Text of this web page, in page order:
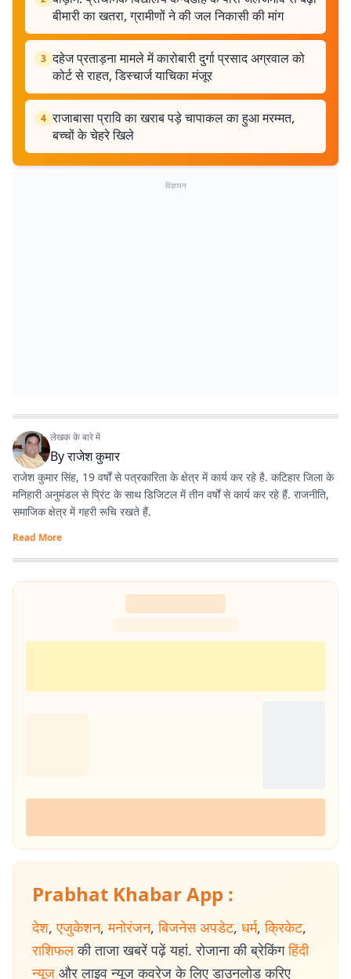
बीमारी का खतरा, ग्रामीणों ने की जल निकासी की मांग
3 दहेज प्रताड़ना मामले में कारोबारी दुर्गा प्रसाद अग्रवाल को
कोर्ट से राहत, डिस्चार्ज याचिका मंजूर
4 राजाबासा प्रावि का खराब पड़े चापाकल का हुआ मरम्मत,
बच्चों के चेहरे खिले
विज्ञापन
लेखक के बारे में
Byराजेश कुमार
राजेश कुमार सिंह, 19 वर्षों से पत्रकारिता के क्षेत्र में कार्य कर रहे है. कटिहार जिला के
मनिहारी अनुमंडल से प्रिंट के साथ डिजिटल में तीन वर्षों से कार्य कर रहे हैं. राजनीति,
समाजिक क्षेत्र में गहरी रूचि रखते हैं.
Read More
Prabhat Khabar App :
देश, एजुकेशन, मनोरंजन, बिजनेस अपडेट, धर्म, क्रिकेट,
राशिफल की ताजा खबरें पढ़ें यहां. रोजाना की ब्रेकिंग हिंदी
न्यूज और लाइव न्यूज कवरेज के लिए डाउनलोड करिए